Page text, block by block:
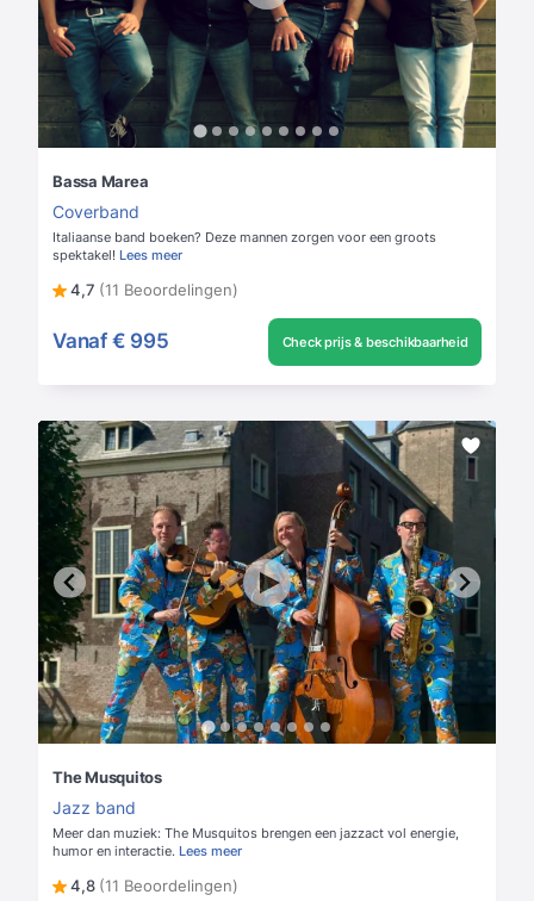
Bassa Marea
Coverband
Italiaanse band boeken? Deze mannen zorgen voor een groots
spektakel! Lees meer
4,7 (11 Beoordelingen)
Vanaf € 995 Check prijs & beschikbaarheid
The Musquitos
Jazz band
Meer dan muziek: The Musquitos brengen een jazzact vol energie,
humor en interactie. Lees meer
4,8 (11 Beoordelingen)